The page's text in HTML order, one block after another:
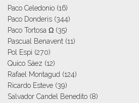
Paco Celedonio (16)
Paco Donderis (344)
Paco Tortosa Ω (35)
Pascual Benavent (11)
Pol Espi (270)
Quico Sáez (12)
Rafael Montagud (124)
Ricardo Esteve (39)
Salvador Candel Benedito (8)